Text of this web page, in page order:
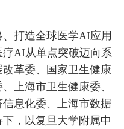
打造全球医学AI应用
AI从单点突破迈向系
革委、国家卫生健康
上海市卫生健康委、
息化委、上海市数据
，以复旦大学附属中